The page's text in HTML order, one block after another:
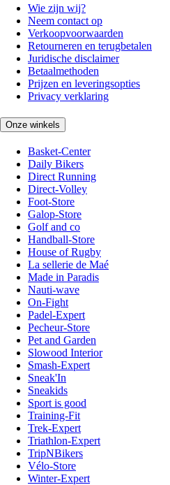
Wie zijn wij?
Neem contact op
Verkoopvoorwaarden
Retourneren en terugbetalen
Juridische disclaimer
Betaalmethoden
Prijzen en leveringsopties
Privacy verklaring
Onze winkels
Basket-Center
Daily Bikers
Direct Running
Direct-Volley
Foot-Store
Galop-Store
Golf and co
Handball-Store
House of Rugby
La sellerie de Maé
Made in Paradis
Nauti-wave
On-Fight
Padel-Expert
Pecheur-Store
Pet and Garden
Slowood Interior
Smash-Expert
Sneak'In
Sneakids
Sport is good
Training-Fit
Trek-Expert
Triathlon-Expert
TripNBikers
Vélo-Store
Winter-Expert